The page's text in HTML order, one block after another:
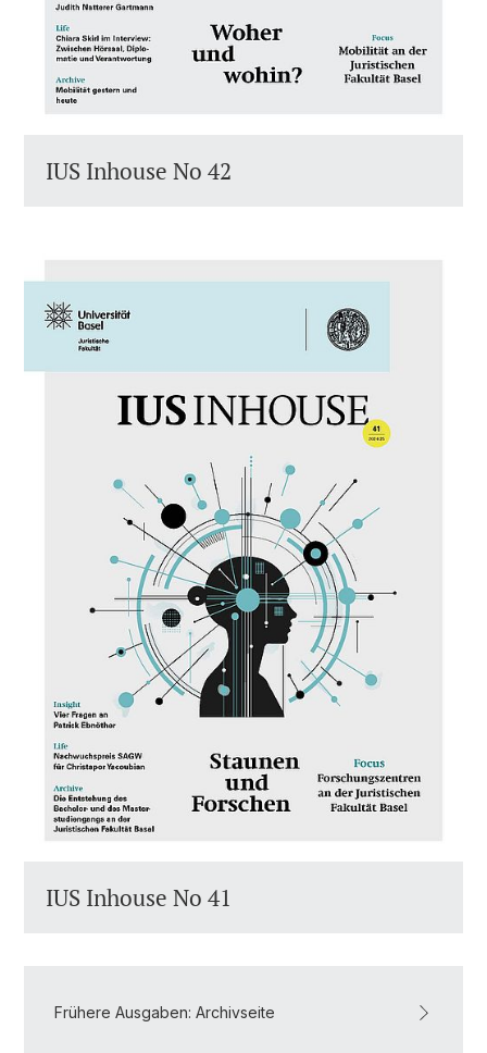
IUS Inhouse No 42
IUS Inhouse No 41
Frühere Ausgaben: Archivseite